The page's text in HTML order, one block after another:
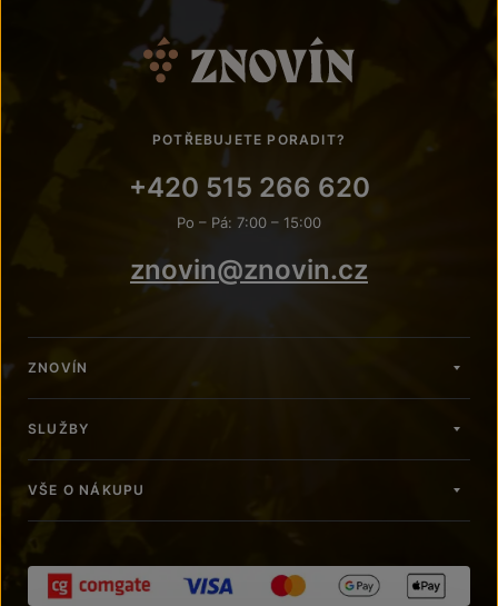
POTŘEBUJETE PORADIT?
+420 515 266 620
Po – Pá: 7:00 – 15:00
znovin@znovin.cz
ZNOVÍN
SLUŽBY
VŠE O NÁKUPU